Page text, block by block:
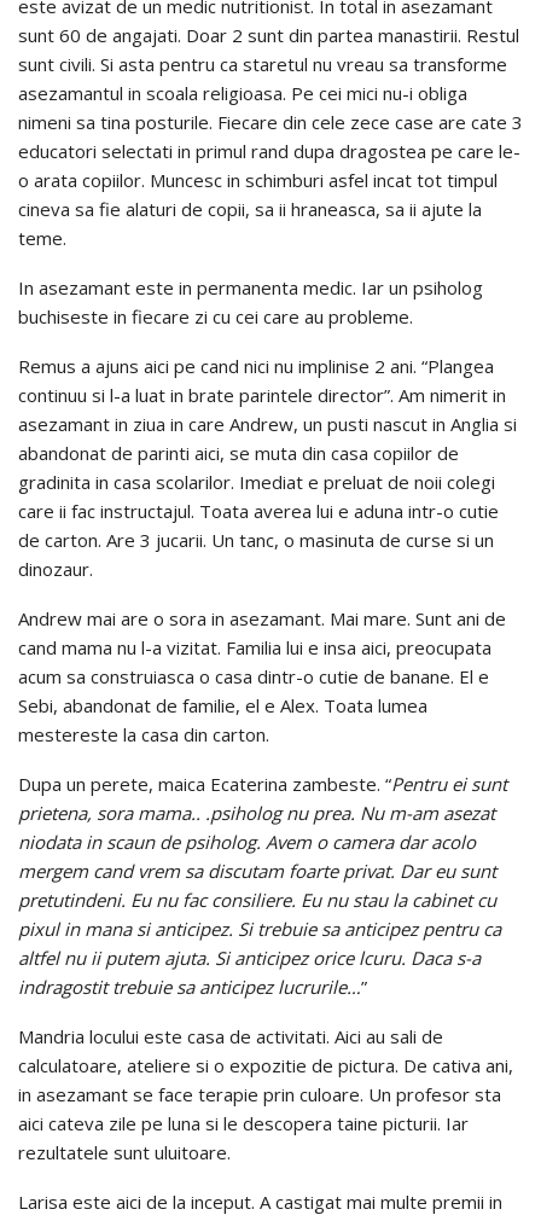
este avizat de un medic nutritionist. In total in asezamant
sunt 60 de angajati. Doar 2 sunt din partea manastirii. Restul
sunt civili. Si asta pentru ca staretul nu vreau sa transforme
asezamantul in scoala religioasa. Pe cei mici nu-i obliga
nimeni sa tina posturile. Fiecare din cele zece case are cate 3
educatori selectati in primul rand dupa dragostea pe care le-
o arata copiilor. Muncesc in schimburi asfel incat tot timpul
cineva sa fie alaturi de copii, sa ii hraneasca, sa ii ajute la
teme.
In asezamant este in permanenta medic. Iar un psiholog
buchiseste in fiecare zi cu cei care au probleme.
Remus a ajuns aici pe cand nici nu implinise 2 ani. “Plangea
continuu si l-a luat in brate parintele director”. Am nimerit in
asezamant in ziua in care Andrew, un pusti nascut in Anglia si
abandonat de parinti aici, se muta din casa copiilor de
gradinita in casa scolarilor. Imediat e preluat de noii colegi
care ii fac instructajul. Toata averea lui e aduna intr-o cutie
de carton. Are 3 jucarii. Un tanc, o masinuta de curse si un
dinozaur.
Andrew mai are o sora in asezamant. Mai mare. Sunt ani de
cand mama nu l-a vizitat. Familia lui e insa aici, preocupata
acum sa construiasca o casa dintr-o cutie de banane. El e
Sebi, abandonat de familie, el e Alex. Toata lumea
mestereste la casa din carton.
Dupa un perete, maica Ecaterina zambeste. “Pentru ei sunt
prietena, sora mama.. .psiholog nu prea. Nu m-am asezat
niodata in scaun de psiholog. Avem o camera dar acolo
mergem cand vrem sa discutam foarte privat. Dar eu sunt
pretutindeni. Eu nu fac consiliere. Eu nu stau la cabinet cu
pixul in mana si anticipez. Si trebuie sa anticipez pentru ca
altfel nu ii putem ajuta. Si anticipez orice lcuru. Daca s-a
indragostit trebuie sa anticipez lucrurile…”
Mandria locului este casa de activitati. Aici au sali de
calculatoare, ateliere si o expozitie de pictura. De cativa ani,
in asezamant se face terapie prin culoare. Un profesor sta
aici cateva zile pe luna si le descopera taine picturii. Iar
rezultatele sunt uluitoare.
Larisa este aici de la inceput. A castigat mai multe premii in